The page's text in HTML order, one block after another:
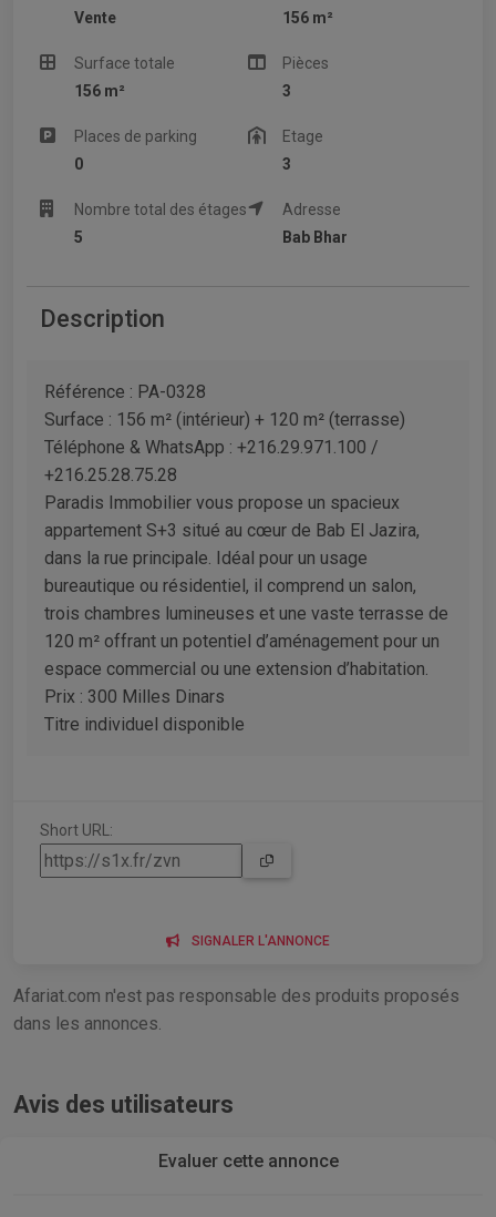
Vente
156 m²
Surface totale
156 m²
Pièces
3
Places de parking
0
Etage
3
Nombre total des étages
5
Adresse
Bab Bhar
Description
Référence : PA-0328
Surface : 156 m² (intérieur) + 120 m² (terrasse)
Téléphone & WhatsApp : +216.29.971.100 /
+216.25.28.75.28
Paradis Immobilier vous propose un spacieux
appartement S+3 situé au cœur de Bab El Jazira,
dans la rue principale. Idéal pour un usage
bureautique ou résidentiel, il comprend un salon,
trois chambres lumineuses et une vaste terrasse de
120 m² offrant un potentiel d’aménagement pour un
espace commercial ou une extension d’habitation.
Prix : 300 Milles Dinars
Titre individuel disponible
Short URL:
SIGNALER L'ANNONCE
Afariat.com n'est pas responsable des produits proposés
dans les annonces.
Avis des utilisateurs
Evaluer cette annonce